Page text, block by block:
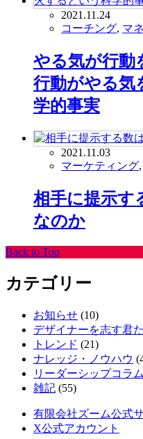
2021.11.24
コーチング, マ
やる気が行動
行動がやる気
学的事実
2021.11.03
マーケティング,
相手に提示す
なのか
Back to Top
カテゴリー
お知らせ (10)
デザイナーを志す君
トレンド (21)
ナレッジ・ノウハウ
リーダーシップコラム
雑記 (55)
有限会社ズーム公式
X公式アカウント